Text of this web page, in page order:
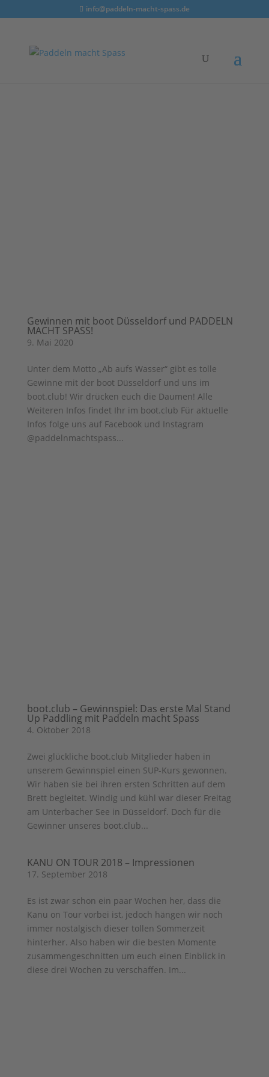
info@paddeln-macht-spass.de
Gewinnen mit boot Düsseldorf und PADDELN
MACHT SPASS!
9. Mai 2020
Unter dem Motto „Ab aufs Wasser“ gibt es tolle
Gewinne mit der boot Düsseldorf und uns im
boot.club! Wir drücken euch die Daumen! Alle
Weiteren Infos findet Ihr im boot.club Für aktuelle
Infos folge uns auf Facebook und Instagram
@paddelnmachtspass...
boot.club – Gewinnspiel: Das erste Mal Stand
Up Paddling mit Paddeln macht Spass
4. Oktober 2018
Zwei glückliche boot.club Mitglieder haben in
unserem Gewinnspiel einen SUP-Kurs gewonnen.
Wir haben sie bei ihren ersten Schritten auf dem
Brett begleitet. Windig und kühl war dieser Freitag
am Unterbacher See in Düsseldorf. Doch für die
Gewinner unseres boot.club...
KANU ON TOUR 2018 – Impressionen
17. September 2018
Es ist zwar schon ein paar Wochen her, dass die
Kanu on Tour vorbei ist, jedoch hängen wir noch
immer nostalgisch dieser tollen Sommerzeit
hinterher. Also haben wir die besten Momente
zusammengeschnitten um euch einen Einblick in
diese drei Wochen zu verschaffen. Im...